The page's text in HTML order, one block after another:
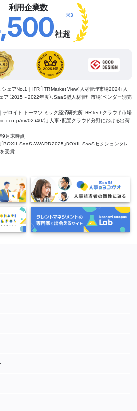
利用企業数
社超
※3
ェアNo.1｜ITR「ITR Market View：人材管理市場2024」人
（2015～2022年度）、SaaS型人材管理市場：ベンダー別売
ロイト トーマツ ミック経済研究所「HRTechクラウド市場
r.co.jp/mr/02640/）」 人事・配置クラウド分野における出荷
9月末時点
BOXIL SaaS AWARD 2025」BOXIL SaaSセクションタレ
受賞